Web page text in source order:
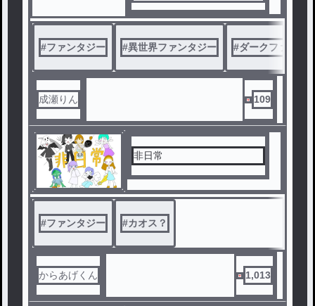
彼女は錬金術によって、ひと
りの少年を創り出した。
リディアは少年を大切に想っ
ていたが、彼に命じられたの
は『人間の殲滅』。
少年はリディアを盲信したま
へっぽこエルフの少女を皮切
クセのあるドワーフの兄弟、
猫獣人の兄妹、ドライアード
や天使、果ては巨大スライム
にドラゴンまで。
その土地は様々な種族を迎え
入れながら、賑やかな街へと
成長していく。
#ファンタジー #異世界ファンタジー #ダークファンタ
成瀬りん 109
非日常
#ファンタジー #カオス？
からあげくん 1,013